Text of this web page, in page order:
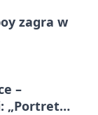
zagra w
–
„Portret